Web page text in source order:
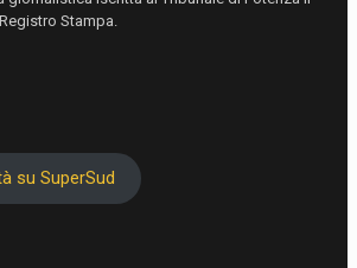
Stampa.
su SuperSud